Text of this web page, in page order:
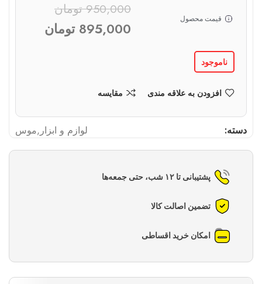
قیمت محصول
950,000 تومان
895,000 تومان
ناموجود
افزودن به علاقه مندی مقایسه
دسته: لوازم و ابزار ,موس
پشتیبانی تا ۱۲ شب، حتی جمعه‌ها
تضمین اصالت کالا
امکان خرید اقساطی